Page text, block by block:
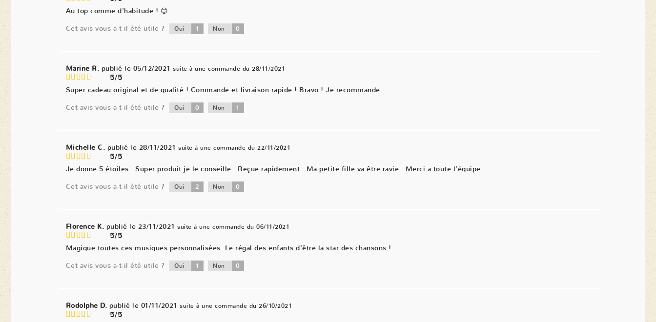
Au top comme d'habitude ! 😊
Cet avis vous a-t-il été utile ?
Oui 1 Non 0
Marine R. publié le 05/12/2021 suite à une commande du 28/11/2021
5/5
Super cadeau original et de qualité ! Commande et livraison rapide ! Bravo ! Je recommande
Cet avis vous a-t-il été utile ?
Oui 0 Non 1
Michelle C. publié le 28/11/2021 suite à une commande du 22/11/2021
5/5
Je donne 5 étoiles . Super produit je le conseille . Reçue rapidement . Ma petite fille va être ravie . Merci a toute l'équipe .
Cet avis vous a-t-il été utile ?
Oui 2 Non 0
Florence K. publié le 23/11/2021 suite à une commande du 06/11/2021
5/5
Magique toutes ces musiques personnalisées. Le régal des enfants d'être la star des chansons !
Cet avis vous a-t-il été utile ?
Oui 1 Non 0
Rodolphe D. publié le 01/11/2021 suite à une commande du 26/10/2021
5/5